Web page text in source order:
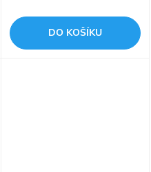
DO KOŠÍKU